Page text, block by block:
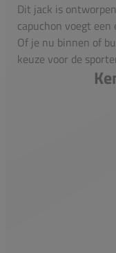
Dit jack is
capuchon voegt
Of je nu binnen of
keuze voor de